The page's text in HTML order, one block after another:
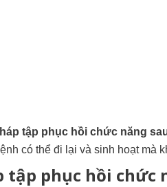
tập phục hồi chức năng
có thể đi lại và sinh hoạt mà
tập phục hồi